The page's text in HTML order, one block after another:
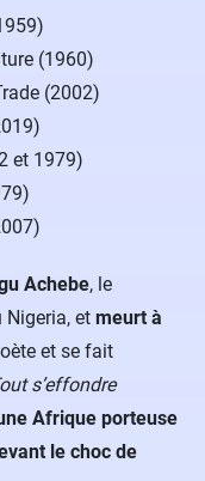
(1960)
(2002)
et 1979)
Achebe, le
Nigeria, et meurt à
et se fait
s’effondre
Afrique porteuse
le choc de